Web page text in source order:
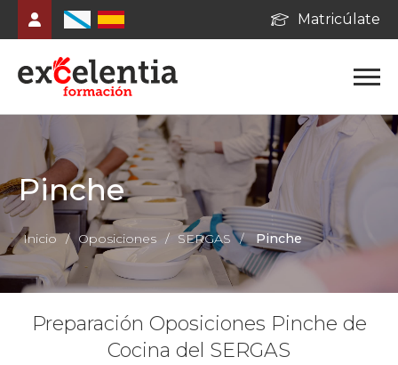
Matricúlate
Pinche
Inicio / Oposiciones / SERGAS / Pinche
Preparación Oposiciones Pinche de
Cocina del SERGAS